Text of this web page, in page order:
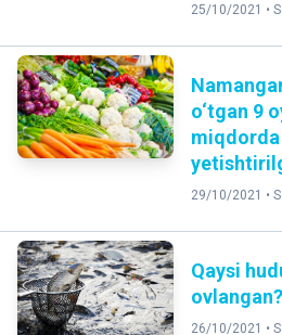
25/10/2021 •
o‘tgan 9
29/10/2021 •
Qaysi
ovlangan?
26/10/2021 •